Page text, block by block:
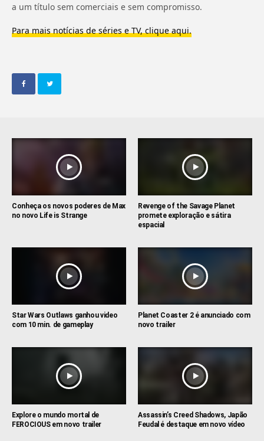
a um título sem comerciais e sem compromisso.
Para mais notícias de séries e TV, clique aqui.
Conheça os novos poderes de Max
no novo Life is Strange
Revenge of the Savage Planet
promete exploração e sátira
espacial
Star Wars Outlaws ganhou video
com 10 min. de gameplay
Planet Coaster 2 é anunciado com
novo trailer
Explore o mundo mortal de
FEROCIOUS em novo trailer
Assassin’s Creed Shadows, Japão
Feudal é destaque em novo vídeo